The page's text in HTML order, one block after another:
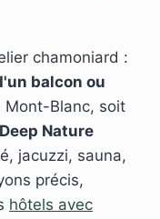
chamoniard :
balcon ou
Mont-Blanc, soit
Nature
jacuzzi, sauna,
précis,
hôtels avec